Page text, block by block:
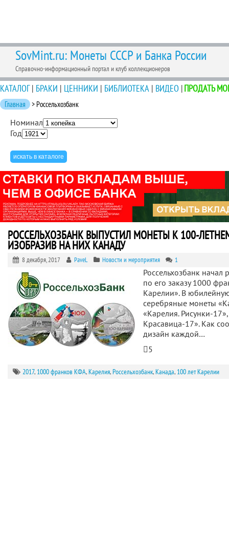
SovMint.ru: Монеты СССР и Банка России
Справочно-информационный портал и клуб коллекционеров
КАТАЛОГ| БРАКИ | ЦЕННИКИ | БИБЛИОТЕКА | ВИДЕО |ПРОДАТЬ
Главная > Россельхозбанк
Номинал
Год
РОССЕЛЬХОЗБАНК ВЫПУСТИЛ МОНЕТЫ К 100-
ИЗОБРАЗИВ НА НИХ КАНАДУ
8 декабря, 2017 PaveL Новости и мероприятия 1
Россельхозбанк
по его заказу 1000
Карелии». В
серебряные монеты
«Карелия. Рисунки-
Красавица-17». Как
дизайн каждой…
5
2017, 1000 франков КФА,Карелия,Россельхозбанк,Канада, 100 лет Карелии